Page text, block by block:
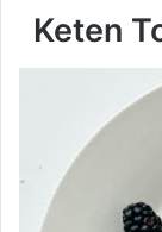
Keten